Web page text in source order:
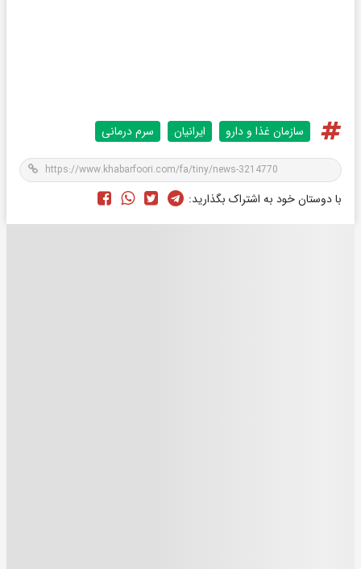
سازمان غذا و دارو ایرانیان سرم درمانی
با دوستان خود به اشتراک بگذارید: